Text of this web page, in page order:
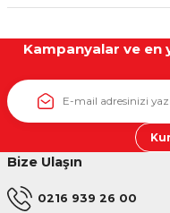
Kampanyalar ve en
Bize Ulaşın
0216 939 26 00